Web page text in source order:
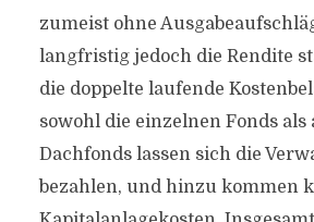
zumeist ohne
langfristig jedoch die Rendite
die doppelte laufende
sowohl die einzelnen Fonds als
Dachfonds lassen sich die
bezahlen, und hinzu kommen